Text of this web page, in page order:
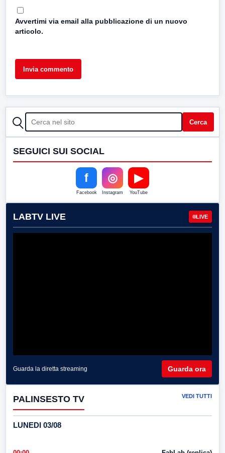
Avvertimi via email alla pubblicazione di un nuovo
articolo.
CERCA Cerca
SEGUICI SUI SOCIAL
f
Facebook
◎
Instagram
▶
YouTube
LABTV LIVE LIVE
Guarda la diretta streaming Guarda ora
PALINSESTO TV VEDI TUTTI
LUNEDI 03/08